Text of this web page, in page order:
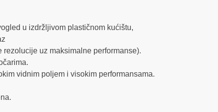
u izdržljivom plastičnom kućištu,
uz maksimalne performanse).
vidnim poljem i visokim performansama.